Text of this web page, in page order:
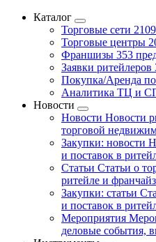
Каталог
Торговые сети
Торговые центры
Франшизы 353
Заявки ритейлеров
Покупка/Аренда
Аналитика ТЦ и
Новости
Новости Новости
торговой
Закупки: новости
и поставок в
Статьи Статьи о
ритейле и
Закупки: статьи
и поставок в
Мероприятия
деловые события,